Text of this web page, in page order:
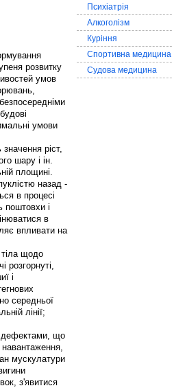
розвитку
умов
умови
ріст,
шару і ін.
площині.
назад -
в процесі
поштовхи і
в
впливати на
щодо
розгорнуті,
і
середньої
лінії;
дефектами, що
мускулатури
з'явитися
Психіатрія
Алкоголізм
Куріння
Спортивна медицина
Судова медицина